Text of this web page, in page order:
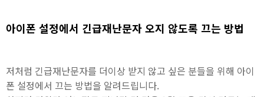
아이폰 설정에서 긴급재난문자 오지 않도록 끄는 방법
저처럼 긴급재난문자를 더이상 받지 않고 싶은 분들을 위해 아이
폰 설정에서 끄는 방법을 알려드립니다.